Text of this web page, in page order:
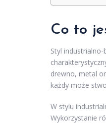
Co to
Styl industrialno-
drewno, metal
każdy może
W stylu
Wykorzystanie